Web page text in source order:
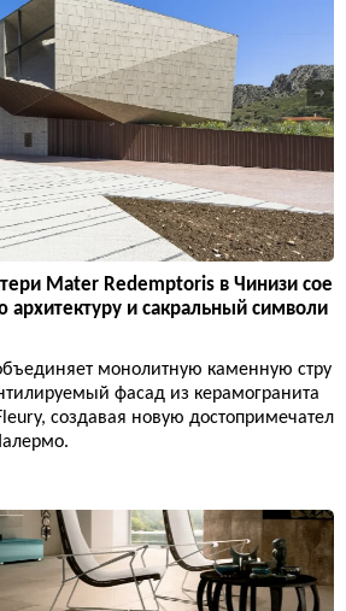
Mater Redemptoris в Чинизи сое
и сакральный символи
монолитную каменную стру
фасад из керамогранита
создавая новую достопримечател